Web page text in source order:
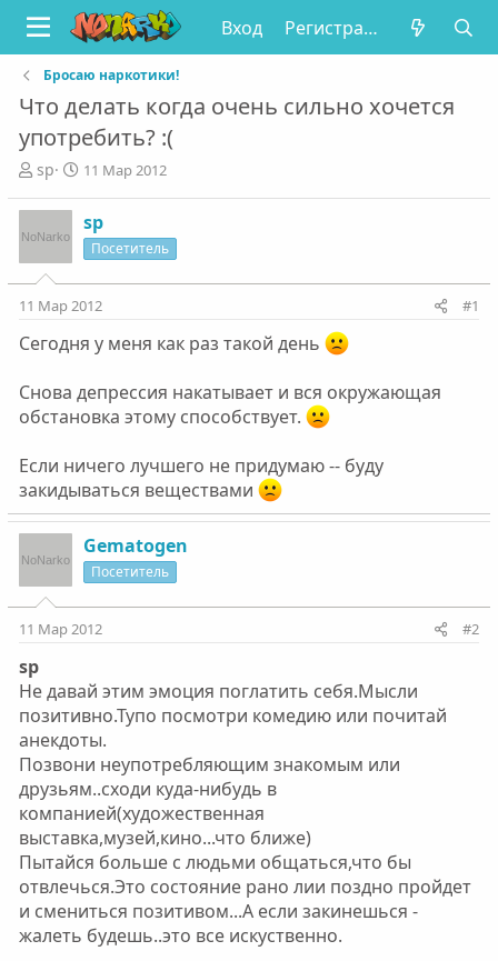
Вход Регистрация
Бросаю наркотики!
Что делать когда очень сильно хочется
употребить? :(
А
т
о
т
м
ы
sp
Д
а
а
л
11 Мар 2012
sp
Посетитель
11 Мар 2012 #1
Сегодня у меня как раз такой день
Снова депрессия накатывает и вся окружающая
обстановка этому способствует.
Если ничего лучшего не придумаю -- буду
закидываться веществами
Gematogen
Посетитель
11 Мар 2012 #2
sp
Не давай этим эмоция поглатить себя.Мысли
позитивно.Тупо посмотри комедию или почитай
анекдоты.
Позвони неупотребляющим знакомым или
друзьям..сходи куда-нибудь в
компанией(художественная
выставка,музей,кино...что ближе)
Пытайся больше с людьми общаться,что бы
отвлечься.Это состояние рано лии поздно пройдет
и смениться позитивом...А если закинешься -
жалеть будешь..это все искуственно.